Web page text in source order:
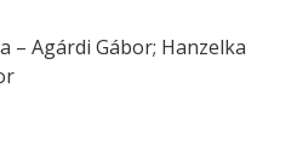
– Agárdi Gábor; Hanzelka